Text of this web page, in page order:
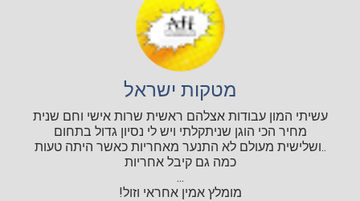
מטקות ישראל
עשיתי המון עבודות אצלהם ראשית שרות אישי וחם שנית
מחיר הכי הוגן שניתקלתי ויש לי נסיון גדול בתחום
..ושלישית מעולם לא התנער מאחריות כאשר היתה טעות
כמה גם קיבל אחריות
...
מומלץ אמין אחראי וזול!